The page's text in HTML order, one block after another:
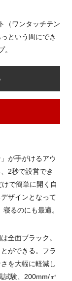
（ワンタッチテン
という間にでき
が手がけるアウ
2秒で設営でき
で簡単に開く自
ザインとなって
るのにも最適。
全面ブラック。
ができる。フラ
を大幅に軽減し
試験、200mm/㎡